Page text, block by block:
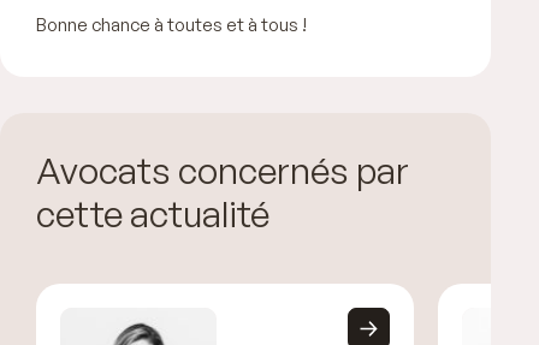
Bonne chance à toutes et à tous !
Avocats concernés par
cette actualité